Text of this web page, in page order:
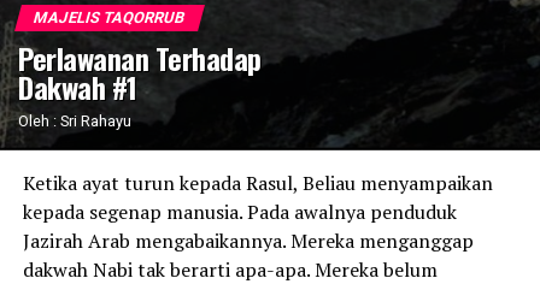
MAJELIS TAQORRUB
Perlawanan Terhadap
Dakwah #1
Oleh : Sri Rahayu
Ketika ayat turun kepada Rasul, Beliau menyampaikan
kepada segenap manusia. Pada awalnya penduduk
Jazirah Arab mengabaikannya. Mereka menganggap
dakwah Nabi tak berarti apa-apa. Mereka belum